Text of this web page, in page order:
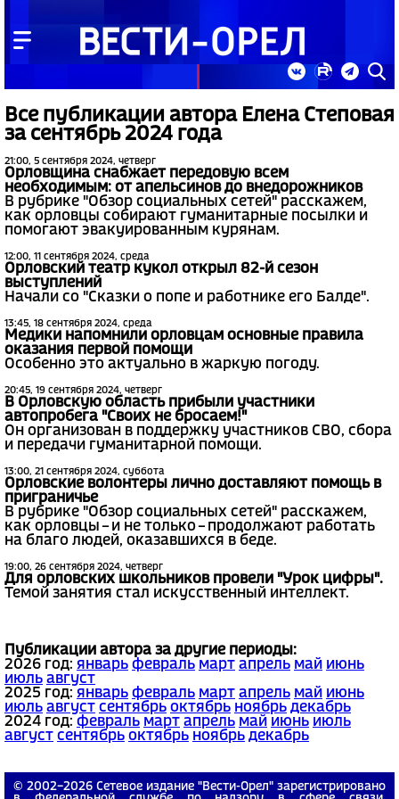
Все публикации автора Елена Степовая
за сентябрь 2024 года
21:00, 5 сентября 2024, четверг
Орловщина снабжает передовую всем
необходимым: от апельсинов до внедорожников
В рубрике "Обзор социальных сетей" расскажем,
как орловцы собирают гуманитарные посылки и
помогают эвакуированным курянам.
12:00, 11 сентября 2024, среда
Орловский театр кукол открыл 82-й сезон
выступлений
Начали со "Сказки о попе и работнике его Балде".
13:45, 18 сентября 2024, среда
Медики напомнили орловцам основные правила
оказания первой помощи
Особенно это актуально в жаркую погоду.
20:45, 19 сентября 2024, четверг
В Орловскую область прибыли участники
автопробега "Своих не бросаем!"
Он организован в поддержку участников СВО, сбора
и передачи гуманитарной помощи.
13:00, 21 сентября 2024, суббота
Орловские волонтеры лично доставляют помощь в
приграничье
В рубрике "Обзор социальных сетей" расскажем,
как орловцы – и не только – продолжают работать
на благо людей, оказавшихся в беде.
19:00, 26 сентября 2024, четверг
Для орловских школьников провели "Урок цифры".
Темой занятия стал искусственный интеллект.
Публикации автора за другие периоды:
2026 год: январь февраль март апрель май июнь
июль август
2025 год: январь февраль март апрель май июнь
июль август сентябрь октябрь ноябрь декабрь
2024 год: февраль март апрель май июнь июль
август сентябрь октябрь ноябрь декабрь
© 2002−2026 Сетевое издание "Вести-Орел" зарегистрировано